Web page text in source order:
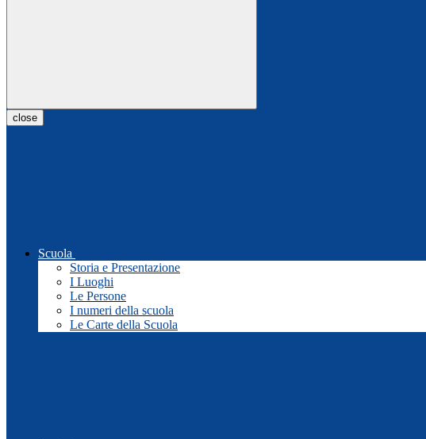
close
Scuola
Storia e Presentazione
I Luoghi
Le Persone
I numeri della scuola
Le Carte della Scuola